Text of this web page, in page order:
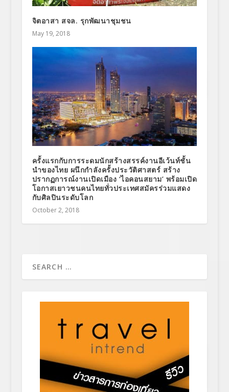
จิตอาสา สจล. รุกพัฒนาชุมชน
May 19, 2018
ครั้งแรกกับการระดมนักสร้างสรรค์งานอีเว้นท์ชั้น
นำของไทย ผนึกกำลังครั้งประวัติศาสตร์ สร้าง
ปรากฏการณ์งานเปิดเมือง ‘ไอคอนสยาม’ พร้อมเปิด
โอกาสเยาวชนคนไทยทั่วประเทศสมัครร่วมแสดง
กับศิลปินระดับโลก
October 2, 2018